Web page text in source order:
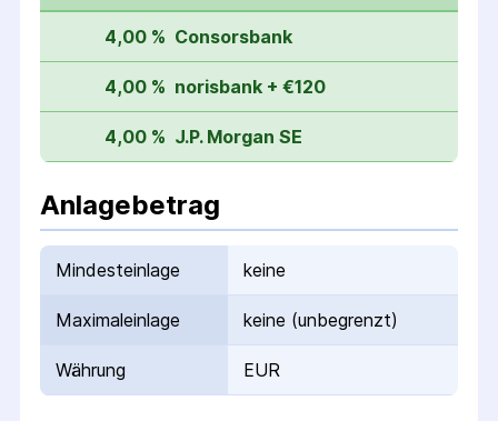
4,00 % Consorsbank
4,00 % norisbank + €120
4,00 % J.P. Morgan SE
Anlagebetrag
Mindesteinlage keine
Maximaleinlage keine (unbegrenzt)
Währung EUR